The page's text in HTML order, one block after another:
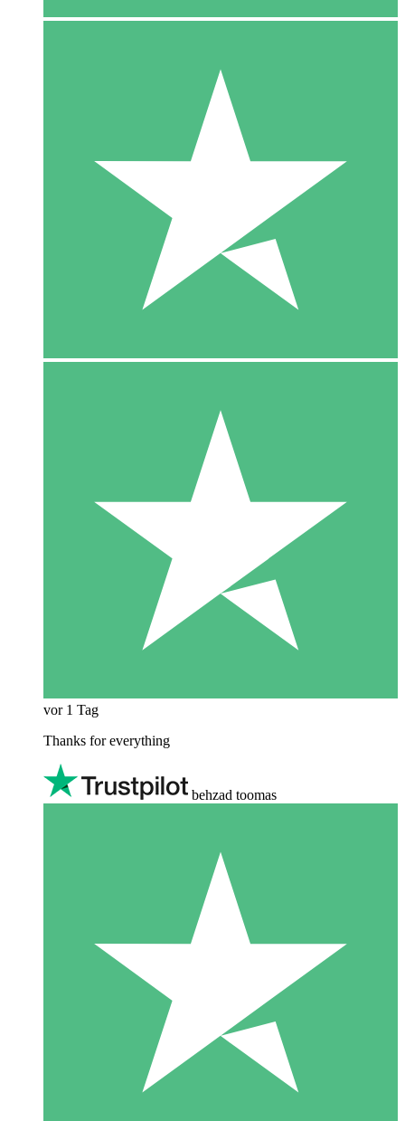
vor 1 Tag
Thanks for everything
behzad toomas